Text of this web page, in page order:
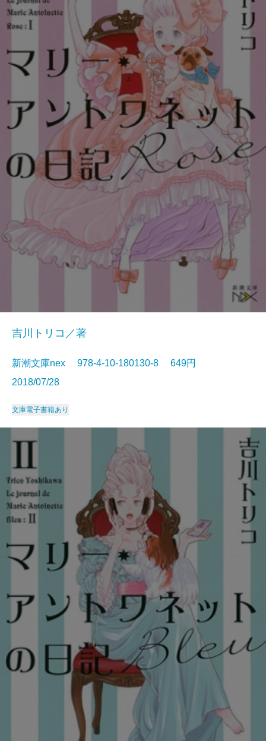
吉川トリコ／著
新潮文庫nex 978-4-10-180130-8 649円
2018/07/28
文庫電子書籍あり